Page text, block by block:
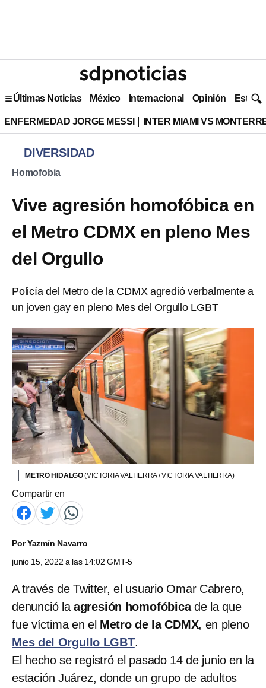
Últimas Noticias México Internacional Opinión Estilo
ENFERMEDAD JORGE MESSI INTER MIAMI VS
DIVERSIDAD
Homofobia
Vive agresión homofóbica en
el Metro CDMX en pleno Mes
del Orgullo
Policía del Metro de la CDMX agredió verbalmente a
un joven gay en pleno Mes del Orgullo LGBT
METRO HIDALGO(VICTORIA VALTIERRA / VICTORIA VALTIERRA)
Compartir en
PorYazmín Navarro
junio 15, 2022 a las 14:02 GMT-5
A través de Twitter, el usuario Omar Cabrero,
denunció la agresión homofóbicade la que
fue víctima en el Metro de la CDMX, en pleno
Mes del Orgullo LGBT.
El hecho se registró el pasado 14 de junio en la
estación Juárez, donde un grupo de adultos